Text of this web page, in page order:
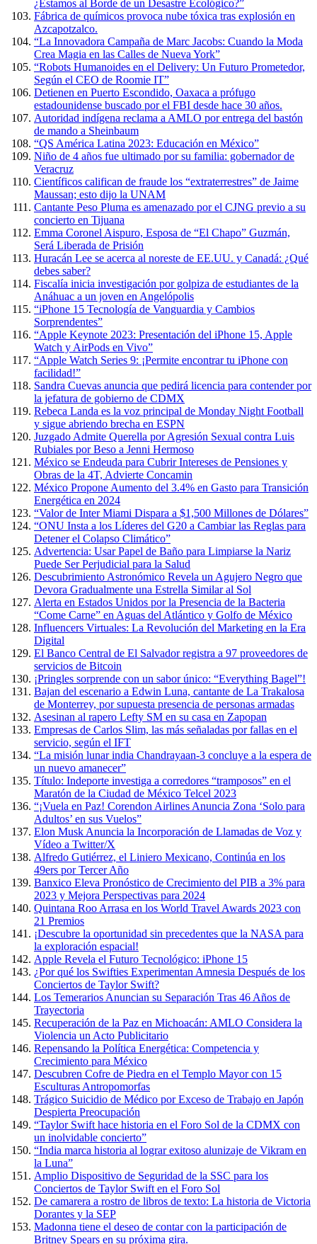
¿Estamos al Borde de un Desastre Ecológico?”
Fábrica de químicos provoca nube tóxica tras explosión en
Azcapotzalco.
“La Innovadora Campaña de Marc Jacobs: Cuando la Moda
Crea Magia en las Calles de Nueva York”
“Robots Humanoides en el Delivery: Un Futuro Prometedor,
Según el CEO de Roomie IT”
Detienen en Puerto Escondido, Oaxaca a prófugo
estadounidense buscado por el FBI desde hace 30 años.
Autoridad indígena reclama a AMLO por entrega del bastón
de mando a Sheinbaum
“QS América Latina 2023: Educación en México”
Niño de 4 años fue ultimado por su familia: gobernador de
Veracruz
Científicos califican de fraude los “extraterrestres” de Jaime
Maussan; esto dijo la UNAM
Cantante Peso Pluma es amenazado por el CJNG previo a su
concierto en Tijuana
Emma Coronel Aispuro, Esposa de “El Chapo” Guzmán,
Será Liberada de Prisión
Huracán Lee se acerca al noreste de EE.UU. y Canadá: ¿Qué
debes saber?
Fiscalía inicia investigación por golpiza de estudiantes de la
Anáhuac a un joven en Angelópolis
“iPhone 15 Tecnología de Vanguardia y Cambios
Sorprendentes”
“Apple Keynote 2023: Presentación del iPhone 15, Apple
Watch y AirPods en Vivo”
“Apple Watch Series 9: ¡Permite encontrar tu iPhone con
facilidad!”
Sandra Cuevas anuncia que pedirá licencia para contender por
la jefatura de gobierno de CDMX
Rebeca Landa es la voz principal de Monday Night Football
y sigue abriendo brecha en ESPN
Juzgado Admite Querella por Agresión Sexual contra Luis
Rubiales por Beso a Jenni Hermoso
México se Endeuda para Cubrir Intereses de Pensiones y
Obras de la 4T, Advierte Concamin
México Propone Aumento del 3.4% en Gasto para Transición
Energética en 2024
“Valor de Inter Miami Dispara a $1,500 Millones de Dólares”
“ONU Insta a los Líderes del G20 a Cambiar las Reglas para
Detener el Colapso Climático”
Advertencia: Usar Papel de Baño para Limpiarse la Nariz
Puede Ser Perjudicial para la Salud
Descubrimiento Astronómico Revela un Agujero Negro que
Devora Gradualmente una Estrella Similar al Sol
Alerta en Estados Unidos por la Presencia de la Bacteria
“Come Carne” en Aguas del Atlántico y Golfo de México
Influencers Virtuales: La Revolución del Marketing en la Era
Digital
El Banco Central de El Salvador registra a 97 proveedores de
servicios de Bitcoin
¡Pringles sorprende con un sabor único: “Everything Bagel”!
Bajan del escenario a Edwin Luna, cantante de La Trakalosa
de Monterrey, por supuesta presencia de personas armadas
Asesinan al rapero Lefty SM en su casa en Zapopan
Empresas de Carlos Slim, las más señaladas por fallas en el
servicio, según el IFT
“La misión lunar india Chandrayaan-3 concluye a la espera de
un nuevo amanecer”
Título: Indeporte investiga a corredores “tramposos” en el
Maratón de la Ciudad de México Telcel 2023
“¡Vuela en Paz! Corendon Airlines Anuncia Zona ‘Solo para
Adultos’ en sus Vuelos”
Elon Musk Anuncia la Incorporación de Llamadas de Voz y
Vídeo a Twitter/X
Alfredo Gutiérrez, el Liniero Mexicano, Continúa en los
49ers por Tercer Año
Banxico Eleva Pronóstico de Crecimiento del PIB a 3% para
2023 y Mejora Perspectivas para 2024
Quintana Roo Arrasa en los World Travel Awards 2023 con
21 Premios
¡Descubre la oportunidad sin precedentes que la NASA para
la exploración espacial!
Apple Revela el Futuro Tecnológico: iPhone 15
¿Por qué los Swifties Experimentan Amnesia Después de los
Conciertos de Taylor Swift?
Los Temerarios Anuncian su Separación Tras 46 Años de
Trayectoria
Recuperación de la Paz en Michoacán: AMLO Considera la
Violencia un Acto Publicitario
Repensando la Política Energética: Competencia y
Crecimiento para México
Descubren Cofre de Piedra en el Templo Mayor con 15
Esculturas Antropomorfas
Trágico Suicidio de Médico por Exceso de Trabajo en Japón
Despierta Preocupación
“Taylor Swift hace historia en el Foro Sol de la CDMX con
un inolvidable concierto”
“India marca historia al lograr exitoso alunizaje de Vikram en
la Luna”
Amplio Dispositivo de Seguridad de la SSC para los
Conciertos de Taylor Swift en el Foro Sol
De camarera a rostro de libros de texto: La historia de Victoria
Dorantes y la SEP
Madonna tiene el deseo de contar con la participación de
Britney Spears en su próxima gira.